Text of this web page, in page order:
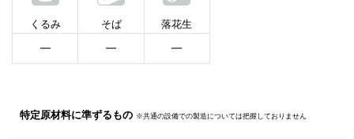
くるみ
━
そば
━
落花生
━
特定原材料に準ずるもの ※共通の設備での製造については把握しておりません